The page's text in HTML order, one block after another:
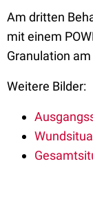
Am dritten
mit einem
Granulation
Weitere Bilder: